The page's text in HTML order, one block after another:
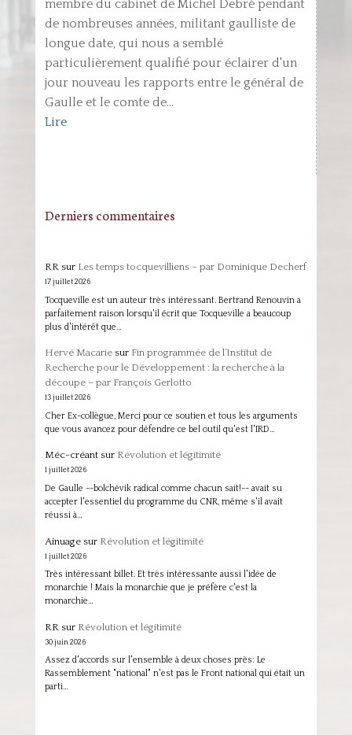
membre du cabinet de Michel Debré pendant
de nombreuses années, militant gaulliste de
longue date, qui nous a semblé
particulièrement qualifié pour éclairer d'un
jour nouveau les rapports entre le général de
Gaulle et le comte de...
Lire
Derniers commentaires
RRsur Les temps tocquevilliens – par Dominique Decherf
17 juillet 2026
Tocqueville est un auteur très intéressant. Bertrand Renouvin a
parfaitement raison lorsqu'il écrit que Tocqueville a beaucoup
plus d'intérêt que…
Hervé Macariesur Fin programmée de l’Institut de
Recherche pour le Développement : la recherche à la
découpe – par François Gerlotto
13 juillet 2026
Cher Ex-collègue, Merci pour ce soutien et tous les arguments
que vous avancez pour défendre ce bel outil qu'est l'IRD…
Méc-créantsur Révolution et légitimité
1 juillet 2026
De Gaulle --bolchévik radical comme chacun sait!-- avait su
accepter l'essentiel du programme du CNR, même s'il avait
réussi à…
Ainuagesur Révolution et légitimité
1 juillet 2026
Très intéressant billet. Et très intéressante aussi l'idée de
monarchie ! Mais la monarchie que je préfère c'est la
monarchie…
RR sur Révolution et légitimité
30 juin 2026
Assez d'accords sur l'ensemble à deux choses près: Le
Rassemblement "national" n'est pas le Front national qui était un
parti…